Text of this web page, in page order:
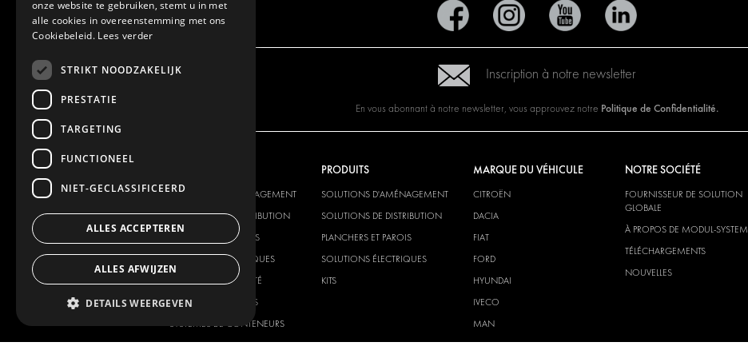
Inscription à notre newsletter
En vous abonnant à notre newsletter, vous approuvez notre Politique de Confidentialité.
SOLUTIONS D'AMÉNAGEMENT
SOLUTIONS DE DISTRIBUTION
PLANCHERS ET PAROIS
SOLUTIONS ÉLECTRIQUES
PRODUITS DE SÉCURITÉ
PRODUITS AUXILIAIRES
SYSTÈMES DE CONTENEURS
SOLUTIONS POUR ATELIER
PRODUITS
SOLUTIONS D'AMÉNAGEMENT
SOLUTIONS DE DISTRIBUTION
PLANCHERS ET PAROIS
SOLUTIONS ÉLECTRIQUES
KITS
MARQUE DU VÉHICULE
CITROËN
DACIA
FIAT
FORD
HYUNDAI
IVECO
MAN
MAXUS
NOTRE SOCIÉTÉ
FOURNISSEUR DE SOLUTION
GLOBALE
À PROPOS DE MODUL-SYSTEM
TÉLÉCHARGEMENTS
NOUVELLES
onze website te gebruiken, stemt u in met
alle cookies in overeenstemming met ons
Cookiebeleid. Lees verder
STRIKT NOODZAKELIJK
PRESTATIE
TARGETING
FUNCTIONEEL
NIET-GECLASSIFICEERD
ALLES ACCEPTEREN
ALLES AFWIJZEN
DETAILS WEERGEVEN